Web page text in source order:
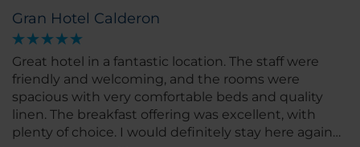
Gran Hotel Calderon
Great hotel in a fantastic location. The staff were
friendly and welcoming, and the rooms were
spacious with very comfortable beds and quality
linen. The breakfast offering was excellent, with
plenty of choice. I would definitely stay here again